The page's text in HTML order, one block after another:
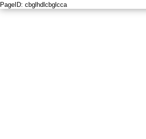
PageID: cbglhdlcbglcca